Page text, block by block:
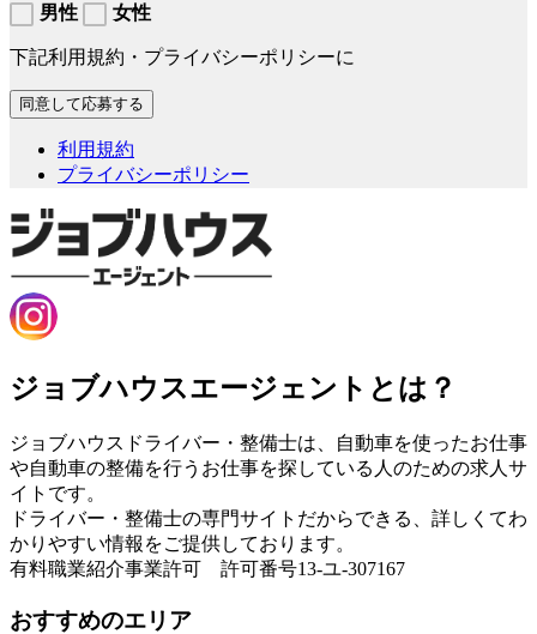
男性
女性
下記利用規約・プライバシーポリシーに
利用規約
プライバシーポリシー
ジョブハウスエージェントとは？
ジョブハウスドライバー・整備士は、自動車を使ったお仕事
や自動車の整備を行うお仕事を探している人のための求人サ
イトです。
ドライバー・整備士の専門サイトだからできる、詳しくてわ
かりやすい情報をご提供しております。
有料職業紹介事業許可 許可番号13-ユ-307167
おすすめのエリア